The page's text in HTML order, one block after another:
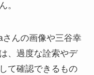
。
んの画像や三谷幸
、過度な詮索やデ
て確認できるもの